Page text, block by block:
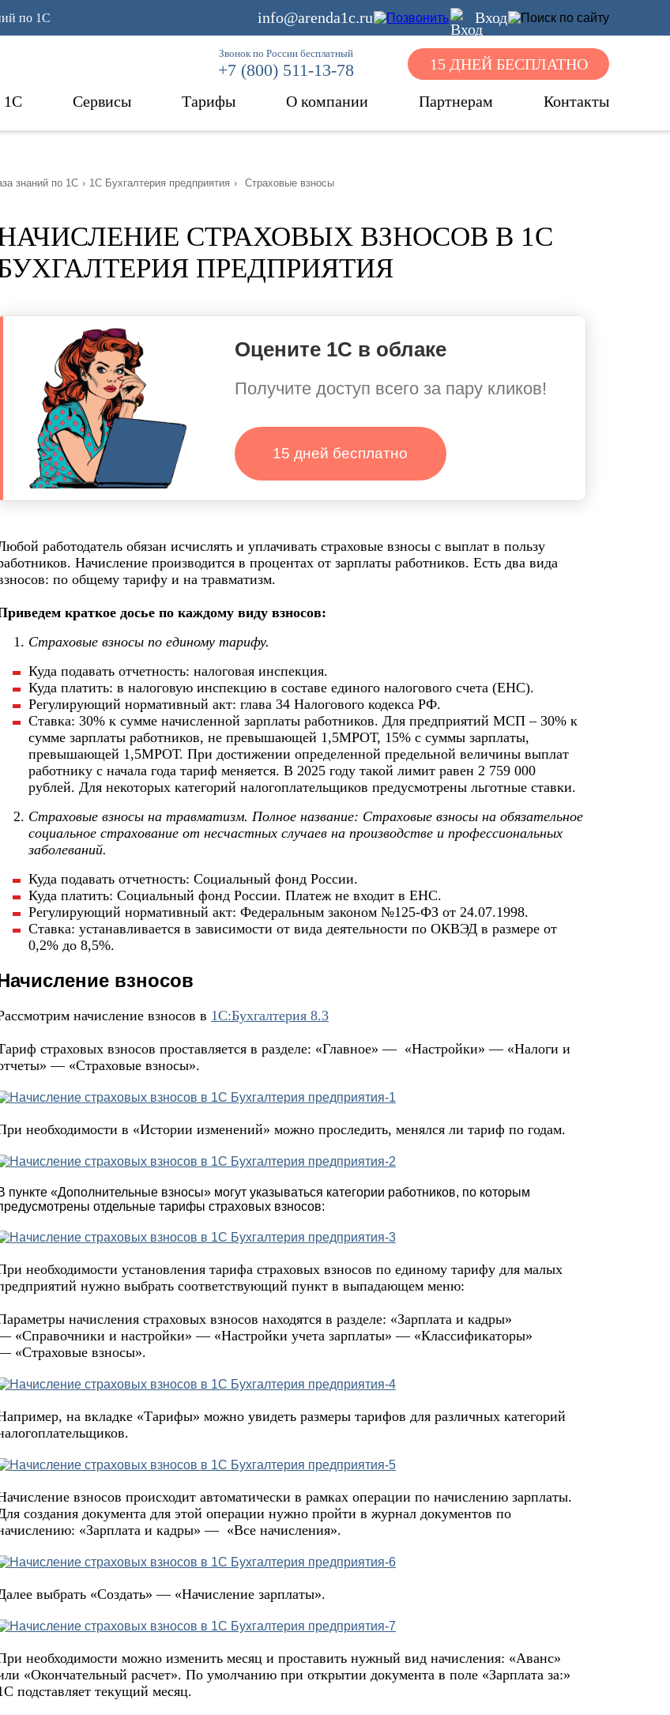
по 1С info@arenda1c.ru Вход
Звонок по России бесплатный
+7 (800) 511-13-78 15 ДНЕЙ БЕСПЛАТНО
1С Сервисы Тарифы О компании Партнерам Контакты
знаний по 1С › 1С Бухгалтерия предприятия › Страховые взносы
СТРАХОВЫХ ВЗНОСОВ В 1С
ПРЕДПРИЯТИЯ
Оцените 1С в облаке
Получите доступ всего за пару кликов!
15 дней бесплатно
работодатель обязан исчислять и уплачивать страховые взносы с выплат в пользу
Начисление производится в процентах от зарплаты работников. Есть два вида
по общему тарифу и на травматизм.
краткое досье по каждому виду взносов:
Страховые взносы по единому тарифу.
Куда подавать отчетность: налоговая инспекция.
Куда платить: в налоговую инспекцию в составе единого налогового счета (ЕНС).
Регулирующий нормативный акт: глава 34 Налогового кодекса РФ.
Ставка: 30% к сумме начисленной зарплаты работников. Для предприятий МСП – 30% к
сумме зарплаты работников, не превышающей 1,5МРОТ, 15% с суммы зарплаты,
превышающей 1,5МРОТ. При достижении определенной предельной величины выплат
работнику с начала года тариф меняется. В 2025 году такой лимит равен 2 759 000
рублей. Для некоторых категорий налогоплательщиков предусмотрены льготные ставки.
Страховые взносы на травматизм. Полное название: Страховые взносы на обязательное
социальное страхование от несчастных случаев на производстве и профессиональных
заболеваний.
Куда подавать отчетность: Социальный фонд России.
Куда платить: Социальный фонд России. Платеж не входит в ЕНС.
Регулирующий нормативный акт: Федеральным законом №125-ФЗ от 24.07.1998.
Ставка: устанавливается в зависимости от вида деятельности по ОКВЭД в размере от
0,2% до 8,5%.
взносов
начисление взносов в 1С:Бухгалтерия 8.3
страховых взносов проставляется в разделе: «Главное» — «Настройки» — «Налоги и
— «Страховые взносы».
необходимости в «Истории изменений» можно проследить, менялся ли тариф по годам.
пункте «Дополнительные взносы» могут указываться категории работников, по которым
отдельные тарифы страховых взносов:
необходимости установления тарифа страховых взносов по единому тарифу для малых
нужно выбрать соответствующий пункт в выпадающем меню:
начисления страховых взносов находятся в разделе: «Зарплата и кадры»
«Справочники и настройки» — «Настройки учета зарплаты» — «Классификаторы»
«Страховые взносы».
на вкладке «Тарифы» можно увидеть размеры тарифов для различных категорий
взносов происходит автоматически в рамках операции по начислению зарплаты.
создания документа для этой операции нужно пройти в журнал документов по
«Зарплата и кадры» — «Все начисления».
выбрать «Создать» — «Начисление зарплаты».
необходимости можно изменить месяц и проставить нужный вид начисления: «Аванс»
«Окончательный расчет». По умолчанию при открытии документа в поле «Зарплата за:»
подставляет текущий месяц.